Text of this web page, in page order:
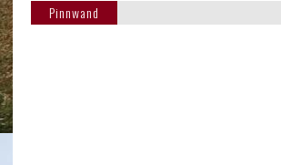
Pinnwand